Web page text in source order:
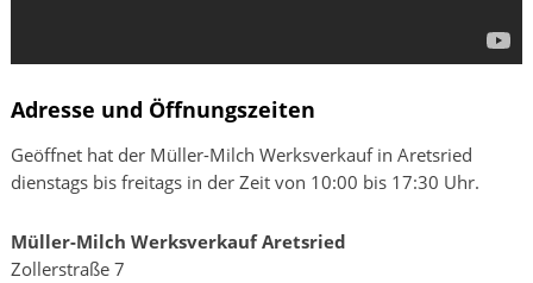
Adresse und Öffnungszeiten
Geöffnet hat der Müller-Milch Werksverkauf in Aretsried
dienstags bis freitags in der Zeit von 10:00 bis 17:30 Uhr.
Müller-Milch Werksverkauf Aretsried
Zollerstraße 7